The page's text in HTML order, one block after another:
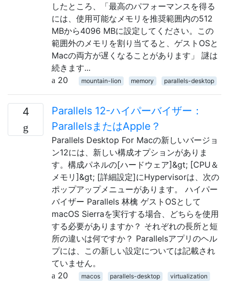
したところ、「最高のパフォーマンスを得る
には、使用可能なメモリを推奨範囲内の512
MBから4096 MBに設定してください。この
範囲外のメモリを割り当てると、ゲストOSと
Macの両方が遅くなることがあります」 謎は
続きます...
20
mountain-lion memory parallels-desktop
4
Parallels 12-ハイパーバイザー：
ParallelsまたはApple？
Parallels Desktop For Macの新しいバージョ
ン12には、新しい構成オプションがありま
す。構成パネルの[ハードウェア]&gt; [CPU＆
メモリ]&gt; [詳細設定]にHypervisorは、次の
ポップアップメニューがあります。 ハイパー
バイザー Parallels 林檎 ゲストOSとして
macOS Sierraを実行する場合、どちらを使用
する必要がありますか？ それぞれの長所と短
所の違いは何ですか？ Parallelsアプリのヘル
プには、この新しい設定については記載され
ていません。
20
macos parallels-desktop virtualization